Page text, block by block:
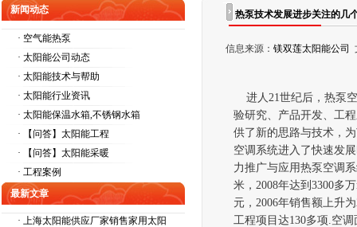
新闻动态
· 空气能热泵
· 太阳能公司动态
· 太阳能技术与帮助
· 太阳能行业资讯
· 太阳能保温水箱,不锈钢水箱
· 【问答】太阳能工程
· 【问答】太阳能采暖
· 工程案例
最新文章
· 上海太阳能供应厂家销售家用太阳
热泵技术发展进步关注的几
信息来源：镁双莲太阳能公司
进人21世纪后，热泵
验研究、产品开发、工
供了新的思路与技术，
空调系统进入了快速发
力推广与应用热泵 空调
米，2008年达到3300多万
元，2006年销售额上升为
工程项目达130多项.空调